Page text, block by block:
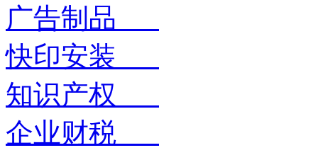
广告制品
快印安装
知识产权
企业财税